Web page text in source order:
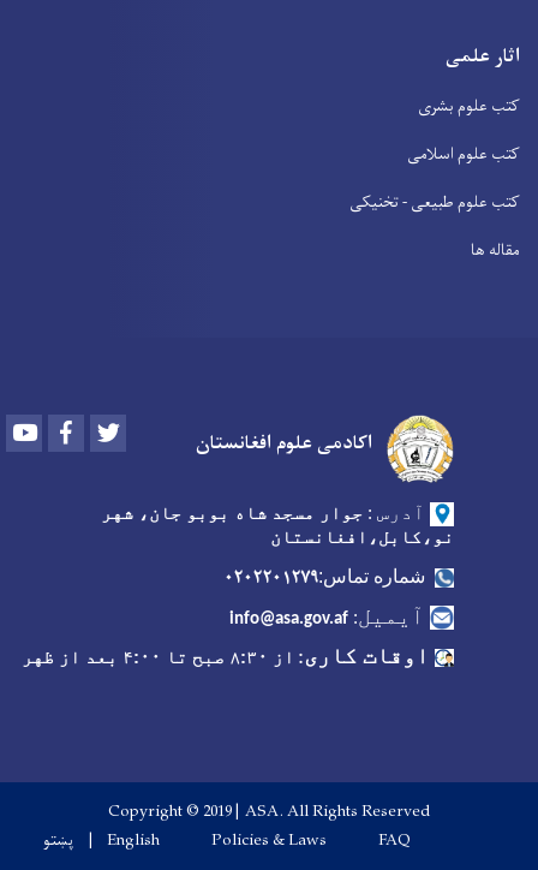
اثار علمی
کتب علوم بشری
کتب علوم اسلامی
کتب علوم طبیعی - تخنیکی
مقاله ها
اکادمی علوم افغانستان Youtube Facebook
آدرس : جوار مسجد شاه بوبو جان، شهر
نو،کابل،افغانستان
شماره تماس:۰۲۰۲۲۰۱۲۷۹
آیمیل:
info@asa.gov.af
اوقات کاری: از ۸:۳۰ صبح تا ۴:۰۰ بعد از ظهر
Copyright © 2019 | ASA. All Rights Reserved
Footer menu
FAQ
Policies & Laws
English پښتو